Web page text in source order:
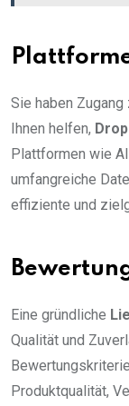
Sie haben
Ihnen helfen,
Plattformen wie
umfangreiche
effiziente und
Eine gründliche
Qualität und
Produktqualität,